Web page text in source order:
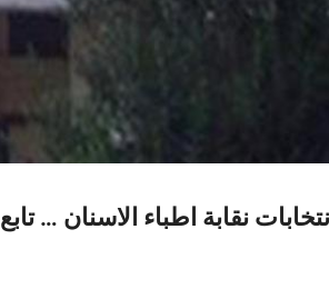
نقابة اطباء الاسنان … تابع